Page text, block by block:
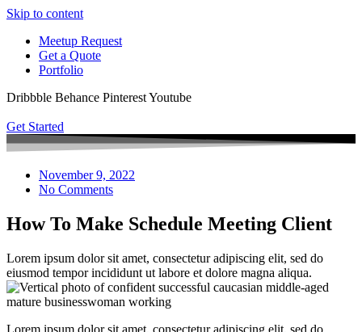
Skip to content
Meetup Request
Get a Quote
Portfolio
Dribbble Behance PinterestYoutube
Get Started
November 9, 2022
No Comments
How To Make Schedule Meeting Client
Lorem ipsum dolor sit amet, consectetur adipiscing elit, sed do
eiusmod tempor incididunt ut labore et dolore magna aliqua.
Lorem ipsum dolor sit amet, consectetur adipiscing elit, sed do